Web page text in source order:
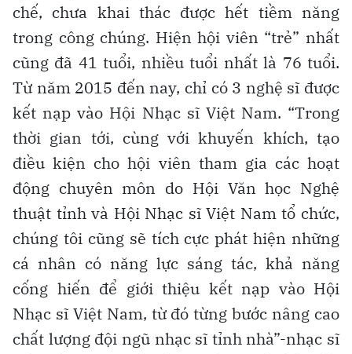
chế, chưa khai thác được hết tiềm năng
trong công chúng. Hiện hội viên “trẻ” nhất
cũng đã 41 tuổi, nhiều tuổi nhất là 76 tuổi.
Từ năm 2015 đến nay, chỉ có 3 nghệ sĩ được
kết nạp vào Hội Nhạc sĩ Việt Nam. “Trong
thời gian tới, cùng với khuyến khích, tạo
điều kiện cho hội viên tham gia các hoạt
động chuyên môn do Hội Văn học Nghệ
thuật tỉnh và Hội Nhạc sĩ Việt Nam tổ chức,
chúng tôi cũng sẽ tích cực phát hiện những
cá nhân có năng lực sáng tác, khả năng
cống hiến để giới thiệu kết nạp vào Hội
Nhạc sĩ Việt Nam, từ đó từng bước nâng cao
chất lượng đội ngũ nhạc sĩ tỉnh nhà”-nhạc sĩ